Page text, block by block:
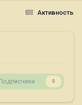
Активность
0